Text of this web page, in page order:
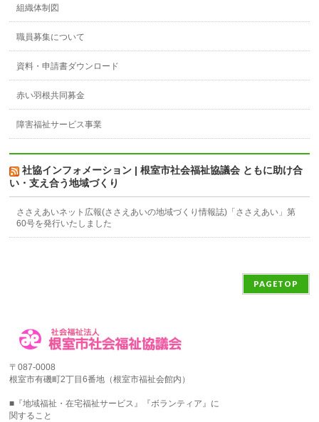
組織体制図
職員募集について
資料・申請書ダウンロード
赤い羽根共同募金
障害福祉サービス事業
社協インフォメーション | 根室市社会福祉協議会 ともに助け合
い・支え合う地域づくり
ささえあいネット広報(ささえあいの地域づくり情報誌)「ささえあい」第
60号を発行いたしました
PAGETOP
〒087-0008
根室市有磯町2丁目6番地（根室市福祉会館内）
■『地域福祉・在宅福祉サービス』『ボランティア』に
関すること